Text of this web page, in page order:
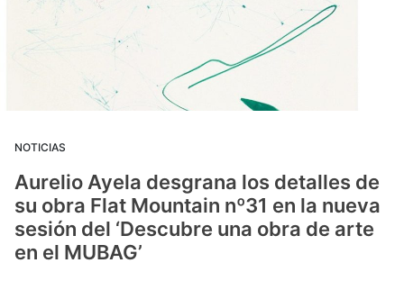
NOTICIAS
Aurelio Ayela desgrana los detalles de
su obra Flat Mountain nº31 en la nueva
sesión del ‘Descubre una obra de arte
en el MUBAG’